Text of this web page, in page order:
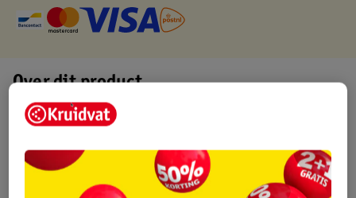
Over dit product
Productinformatie
Etiketinformatie